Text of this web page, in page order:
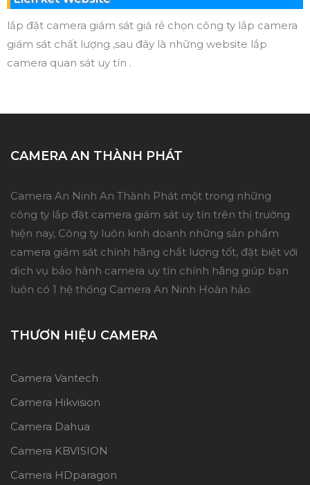
lắp đặt camera giám sát giá rẻ chọn công ty lắp camera
giám sát chất lượng ,sau đây là những website lắp
camera quan sát uy tín .
CAMERA AN THÀNH PHÁT
Camera An Ninh An Thành Phát một trong những
công ty lắp đặt camera giám sát uy tín trên thị trường
hiện nay, Công ty luôn kinh doanh những sản phẩm
camera giám sát chính hãng chất lượng tốt, đặt biệt với
dịch vụ bảo hành camera uy tín chính hãng giúp bạn
luôn có 1 hệ thống Camera An Ninh Hoàn hảo.
THƯƠN HIỆU CAMERA
Camera Vantech
Camera Hikvision
Camera Dahua
Camera KBVISION
Camera HDparagon